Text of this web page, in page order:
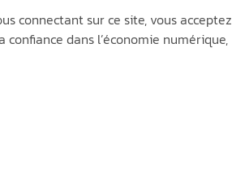
connectant sur ce site, vous acceptez
dans l’économie numérique,